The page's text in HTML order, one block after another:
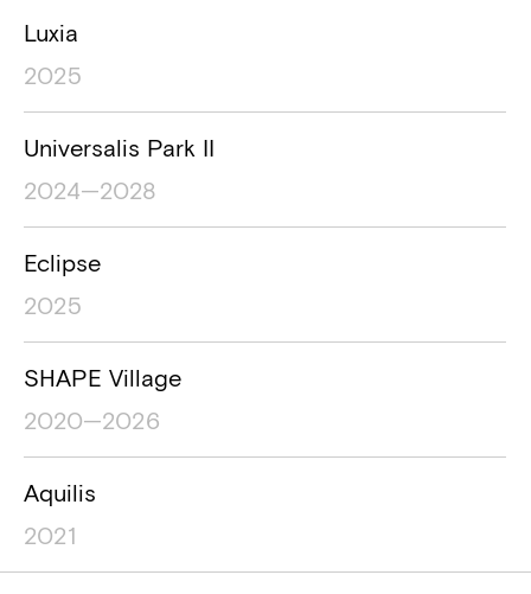
Luxia
2025
Universalis Park II
2024—2028
Eclipse
2025
SHAPE Village
2020—2026
Aquilis
2021